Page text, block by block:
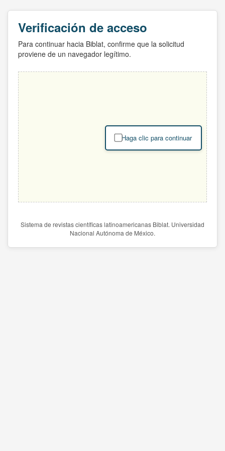
Verificación de acceso
Para continuar hacia Biblat, confirme que la solicitud
proviene de un navegador legítimo.
Haga clic para continuar
Sistema de revistas científicas latinoamericanas Biblat. Universidad
Nacional Autónoma de México.